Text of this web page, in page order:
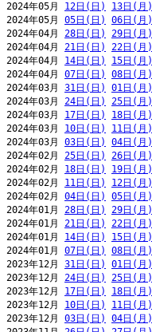
2024年05月 12日(日) 13日(月)
2024年05月 05日(日) 06日(月)
2024年04月 28日(日) 29日(月)
2024年04月 21日(日) 22日(月)
2024年04月 14日(日) 15日(月)
2024年04月 07日(日) 08日(月)
2024年03月 31日(日) 01日(月)
2024年03月 24日(日) 25日(月)
2024年03月 17日(日) 18日(月)
2024年03月 10日(日) 11日(月)
2024年03月 03日(日) 04日(月)
2024年02月 25日(日) 26日(月)
2024年02月 18日(日) 19日(月)
2024年02月 11日(日) 12日(月)
2024年02月 04日(日) 05日(月)
2024年01月 28日(日) 29日(月)
2024年01月 21日(日) 22日(月)
2024年01月 14日(日) 15日(月)
2024年01月 07日(日) 08日(月)
2023年12月 31日(日) 01日(月)
2023年12月 24日(日) 25日(月)
2023年12月 17日(日) 18日(月)
2023年12月 10日(日) 11日(月)
2023年12月 03日(日) 04日(月)